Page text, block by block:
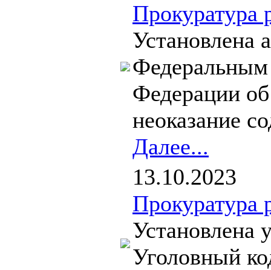
Прокуратура
Установлена
Федеральным
Федерации
неоказание
Далее...
13.10.2023
Прокуратура
Установлена
Уголовный